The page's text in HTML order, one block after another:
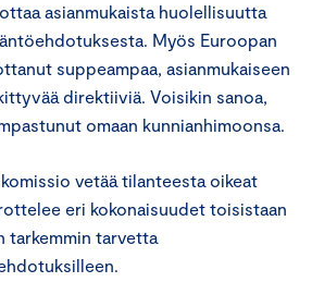
asianmukaista huolellisuutta
Myös Euroopan
suppeampaa, asianmukaiseen
direktiiviä. Voisikin sanoa,
omaan kunnianhimoonsa.
vetää tilanteesta oikeat
eri kokonaisuudet toisistaan
tarkemmin tarvetta